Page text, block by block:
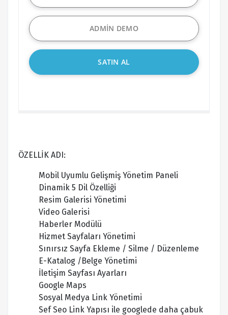
ADMİN DEMO
SATIN AL
ÖZELLİK ADI:
Mobil Uyumlu Gelişmiş Yönetim Paneli
Dinamik 5 Dil Özelliği
Resim Galerisi Yönetimi
Video Galerisi
Haberler Modülü
Hizmet Sayfaları Yönetimi
Sınırsız Sayfa Ekleme / Silme / Düzenleme
E-Katalog /Belge Yönetimi
İletişim Sayfası Ayarları
Google Maps
Sosyal Medya Link Yönetimi
Sef Seo Link Yapısı ile googlede daha çabuk